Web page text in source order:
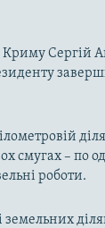
Сергій
смугах – по
роботи.
земельних